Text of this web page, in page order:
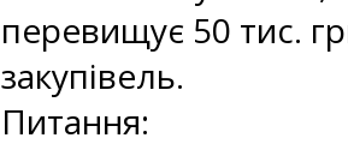
перевищує 50 тис.
закупівель.
Питання: